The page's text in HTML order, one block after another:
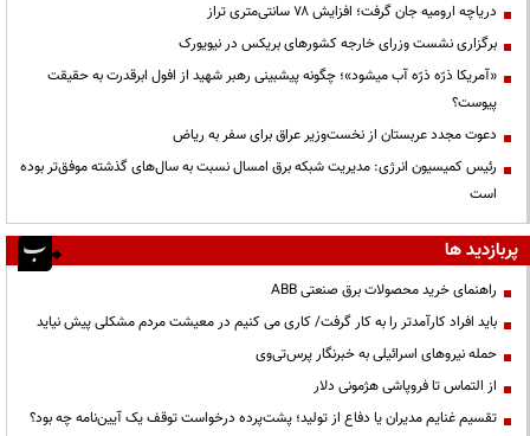
دریاچه ارومیه جان گرفت؛ افزایش ۷۸ سانتی‌متری تراز
برگزاری نشست وزرای خارجه کشورهای بریکس در نیویورک
«آمریکا ذرّه ذرّه آب میشود»؛ چگونه پیشبینی رهبر شهید از افول ابرقدرت به حقیقت
پیوست؟
دعوت مجدد عربستان از نخست‌وزیر عراق برای سفر به ریاض
رئیس کمیسیون انرژی: مدیریت شبکه برق امسال نسبت به سال‌های گذشته موفق‌تر بوده
است
پربازدید ها
راهنمای خرید محصولات برق صنعتی ABB
باید افراد کارآمدتر را به کار گرفت/ کاری می کنیم در معیشت مردم مشکلی پیش نیاید
حمله نیروهای اسرائیلی به خبرنگار پرس‌تی‌وی
از التماس تا فروپاشی هژمونی دلار
تقسیم غنایم مدیران یا دفاع از تولید؛ پشت‌پرده درخواست توقف یک آیین‌نامه چه بود؟